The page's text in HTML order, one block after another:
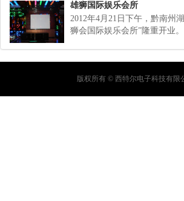
雄狮国际娱乐会所
2012年4月21日下午，黔南州
狮会国际娱乐会所”隆重开业
版权所有 © 西特尔电子科技有限